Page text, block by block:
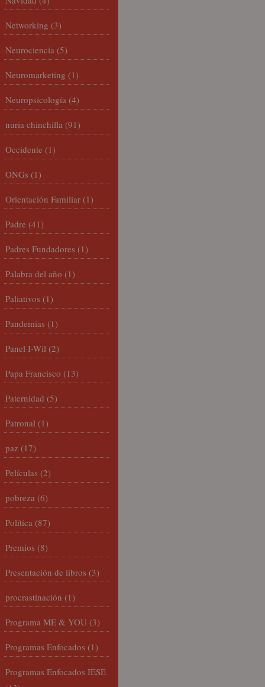
Networking (3)
Neurociencia (5)
Neuromarketing (1)
Neuropsicología (4)
nuria chinchilla (91)
Occidente (1)
ONGs (1)
Orientación Familiar (1)
Padre (41)
Padres Fundadores (1)
Palabra del año (1)
Paliativos (1)
Pandemias (1)
Panel I-Wil (2)
Papa Francisco (13)
Paternidad (5)
Patronal (1)
paz (17)
Películas (2)
pobreza (6)
Política (87)
Premios (8)
Presentación de libros (3)
procrastinación (1)
Programa ME & YOU (3)
Programas Enfocados (1)
Programas Enfocados IESE